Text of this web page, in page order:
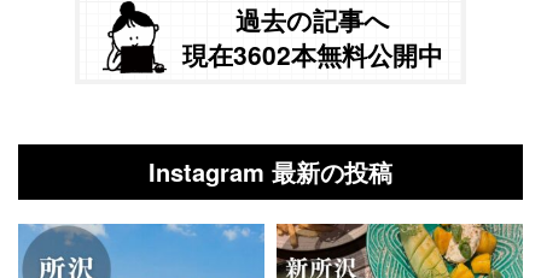
過去の記事へ
現在3602本無料公開中
Instagram 最新の投稿